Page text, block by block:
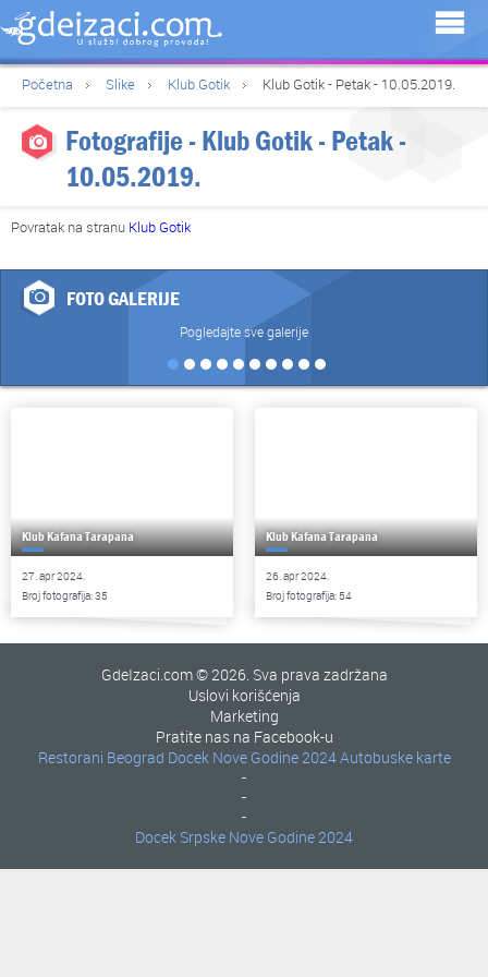
Početna Slike Klub Gotik Klub Gotik - Petak - 10.05.2019.
Fotografije - Klub Gotik - Petak -
10.05.2019.
Povratak na stranu Klub Gotik
FOTO GALERIJE
Pogledajte sve galerije
Klub Kafana Tarapana
27. apr 2024.
Broj fotografija: 35
Klub Kafana Tarapana
26. apr 2024.
Broj fotografija: 54
GdeIzaci.com © 2026. Sva prava zadržana
Uslovi korišćenja
Marketing
Pratite nas na Facebook-u
Restorani Beograd
-
Docek Nove Godine 2024
-
Autobuske karte
-
Docek Srpske Nove Godine 2024